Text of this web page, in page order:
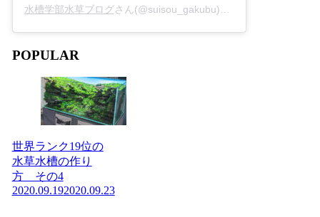
水槽学部水草ブログさん(@suisou_gakubu)がシェアした投稿 -
POPULAR
世界ランク19位の
水草水槽の作り
方 その4
2020.09.192020.09.23